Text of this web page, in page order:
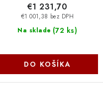
Na sklade (72 ks)
€1 001,38 bez DPH
€1 231,70
DO KOŠÍKA